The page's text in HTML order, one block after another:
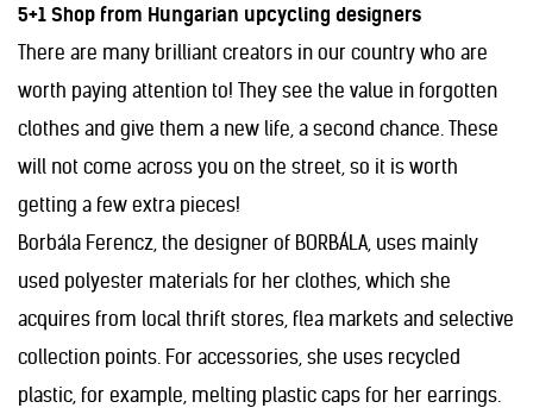
5+1 Shop from Hungarian upcycling designers
There are many brilliant creators in our country who are
worth paying attention to! They see the value in forgotten
clothes and give them a new life, a second chance. These
will not come across you on the street, so it is worth
getting a few extra pieces!
Borbála Ferencz, the designer of BORBÁLA, uses mainly
used polyester materials for her clothes, which she
acquires from local thrift stores, flea markets and selective
collection points. For accessories, she uses recycled
plastic, for example, melting plastic caps for her earrings.